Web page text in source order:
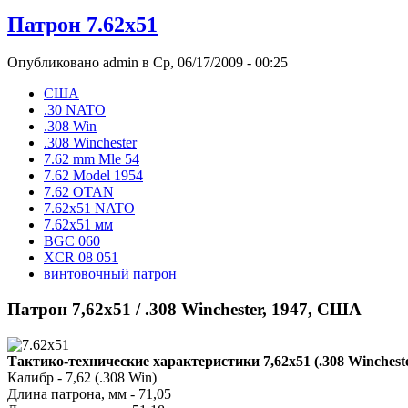
Патрон 7.62x51
Опубликовано admin в Ср, 06/17/2009 - 00:25
США
.30 NATO
.308 Win
.308 Winchester
7.62 mm Mle 54
7.62 Model 1954
7.62 OTAN
7.62x51 NATO
7.62x51 мм
BGC 060
XCR 08 051
винтовочный патрон
Патрон 7,62x51 / .308 Winchester, 1947, США
Тактико-технические характеристики 7,62x51 (.308
Калибр - 7,62 (.308 Win)
Длина патрона, мм - 71,05